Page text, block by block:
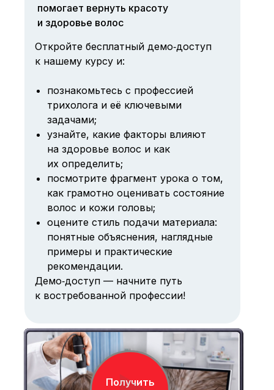
помогает вернуть красоту
и здоровье волос
Откройте бесплатный демо‑доступ
к нашему курсу и:
познакомьтесь с профессией
трихолога и её ключевыми
задачами;
узнайте, какие факторы влияют
на здоровье волос и как
их определить;
посмотрите фрагмент урока о том,
как грамотно оценивать состояние
волос и кожи головы;
оцените стиль подачи материала:
понятные объяснения, наглядные
примеры и практические
рекомендации.
Демо‑доступ — начните путь
к востребованной профессии!
Получить